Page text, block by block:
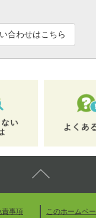
合わせはこちら
責事項 このホームペー